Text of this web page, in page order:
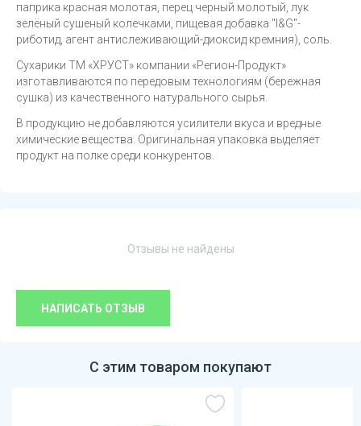
паприка красная молотая, перец черный молотый, лук
зелёный сушеный колечками, пищевая добавка "I&G"-
риботид, агент антислеживающий-диоксид кремния), соль.
Сухарики ТМ «ХРУСТ» компании «Регион-Продукт»
изготавливаются по передовым технологиям (бережная
сушка) из качественного натурального сырья.
В продукцию не добавляются усилители вкуса и вредные
химические вещества. Оригинальная упаковка выделяет
продукт на полке среди конкурентов.
Отзывы не найдены
НАПИСАТЬ ОТЗЫВ
С этим товаром покупают